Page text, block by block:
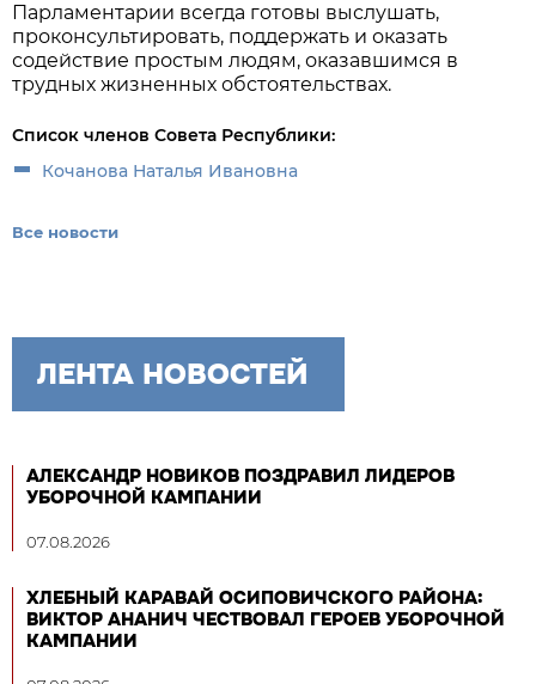
Парламентарии всегда готовы выслушать,
проконсультировать, поддержать и оказать
содействие простым людям, оказавшимся в
трудных жизненных обстоятельствах.
Список членов Совета Республики:
Кочанова Наталья Ивановна
Все новости
ЛЕНТА НОВОСТЕЙ
АЛЕКСАНДР НОВИКОВ ПОЗДРАВИЛ ЛИДЕРОВ
УБОРОЧНОЙ КАМПАНИИ
07.08.2026
ХЛЕБНЫЙ КАРАВАЙ ОСИПОВИЧСКОГО РАЙОНА:
ВИКТОР АНАНИЧ ЧЕСТВОВАЛ ГЕРОЕВ УБОРОЧНОЙ
КАМПАНИИ